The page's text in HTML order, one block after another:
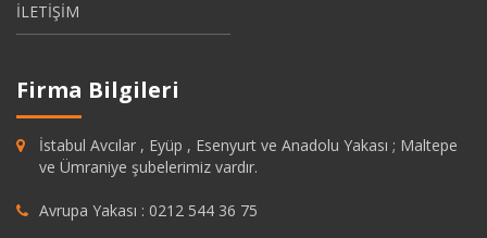
İLETİŞİM
Firma Bilgileri
İstabul Avcılar , Eyüp , Esenyurt ve Anadolu Yakası ; Maltepe
ve Ümraniye şubelerimiz vardır.
Avrupa Yakası : 0212 544 36 75